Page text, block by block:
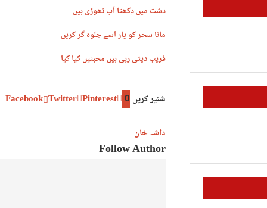
دشت میں دِکھتا آب تھوڑی ہیں
مانا سحر کو یار اسے جلوہ گر کریں
فریب دیتی رہی ہیں محبتیں کیا کیا
شئیر کریں 0
Facebook Twitter Pinterest
داشہ خان
Follow Author